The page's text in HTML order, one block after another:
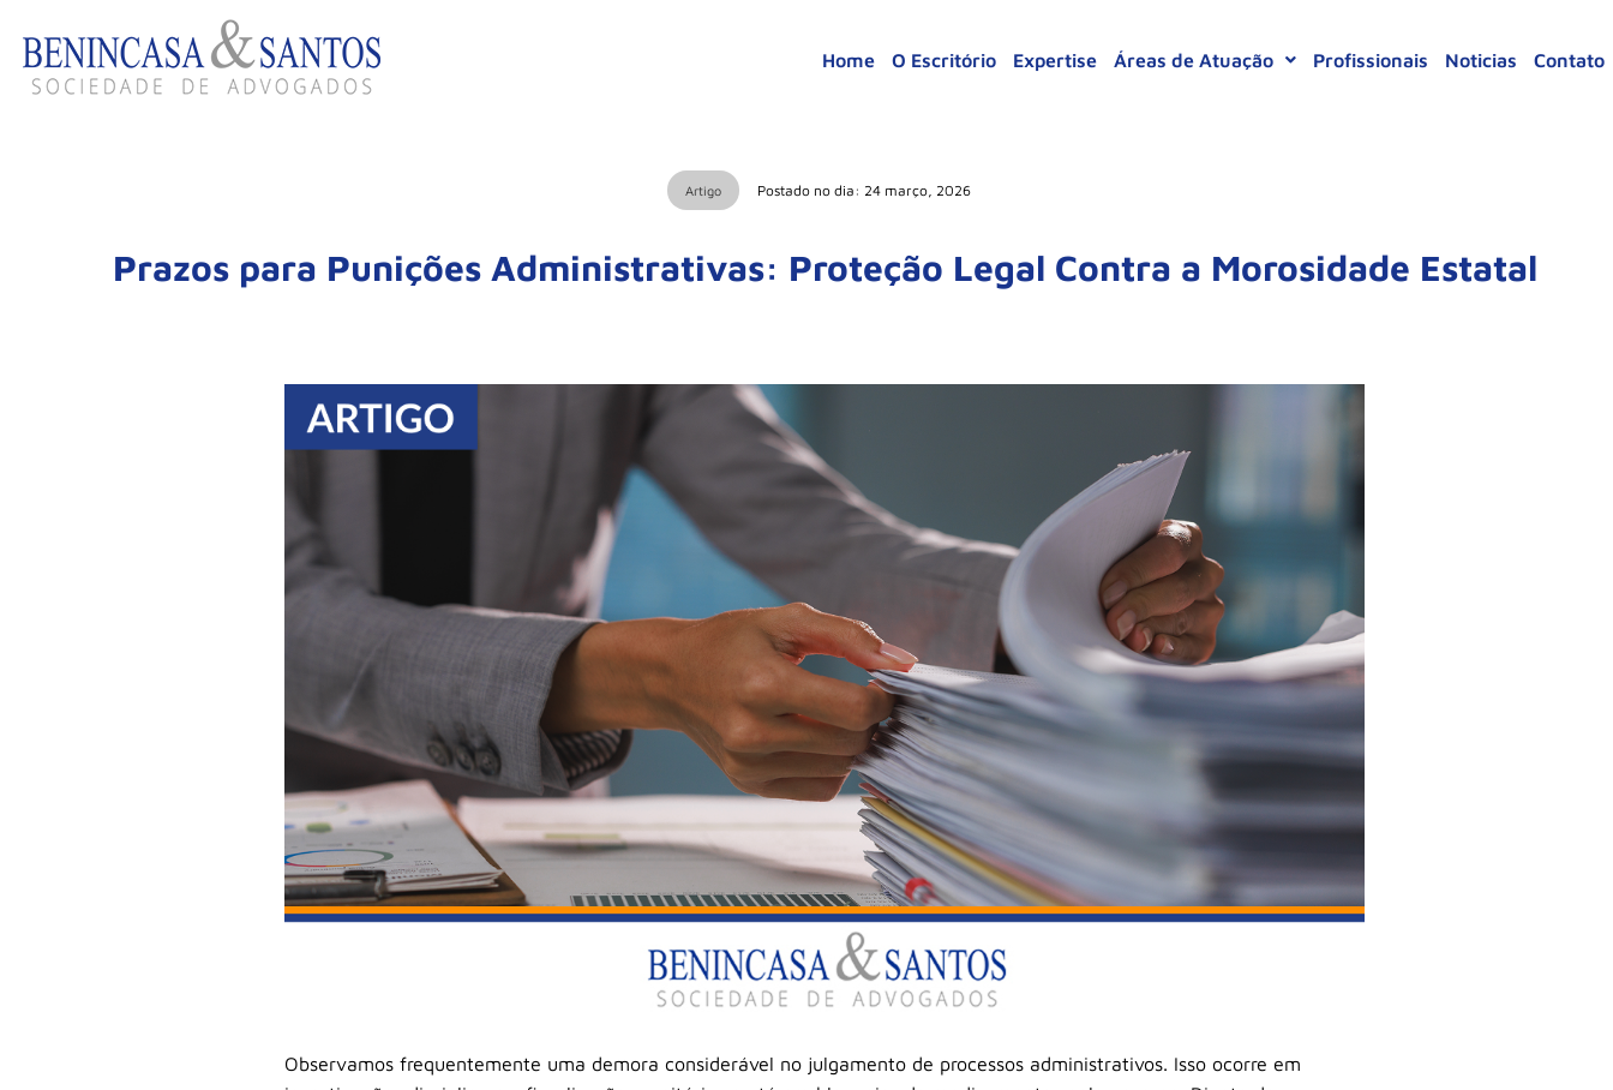
Home O Escritório Expertise Áreas de Atuação Profissionais Noticias Contato
Artigo Postado no dia: 24 março, 2026
Prazos para Punições Administrativas: Proteção Legal Contra a Morosidade Estatal
Observamos frequentemente uma demora considerável no julgamento de processos administrativos. Isso ocorre em